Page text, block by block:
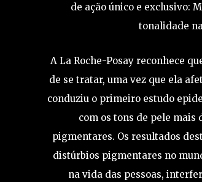
de ação único e exclusivo:
tonalidade
A La Roche-Posay reconhece
de se tratar, uma vez que ela
conduziu o primeiro estudo
com os tons de pele
pigmentares. Os resultados
distúrbios pigmentares no
na vida das pessoas,